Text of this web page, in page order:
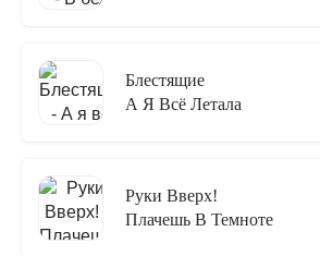
Блестящие
А Я Всё Летала
Руки Вверх!
Плачешь В Темноте